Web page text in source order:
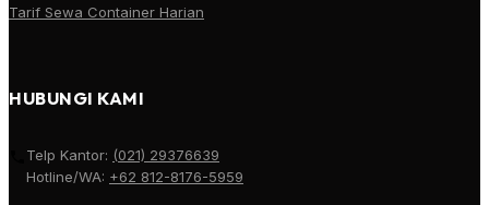
Tarif Sewa Container Harian
HUBUNGI KAMI
Telp Kantor: (021) 29376639
Hotline/WA: +62 812-8176-5959